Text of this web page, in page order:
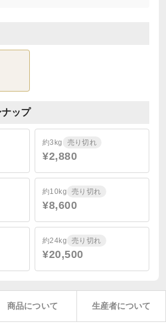
ップ
約3kg 売り切れ
¥2,880
約10kg 売り切れ
¥8,600
約24kg 売り切れ
¥20,500
商品について 生産者について